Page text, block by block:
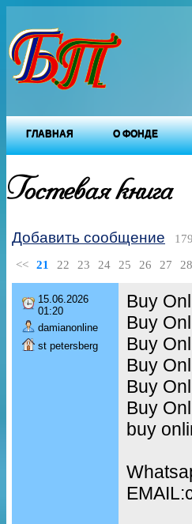
ГЛАВНАЯ О ФОНДЕ
Гостевая книга
Добавить сообщение
<< 21 22 23 24 25 26 27 28
15.06.2026
01:20
damianonline
st petersberg
Buy
Buy
Buy
Buy
Buy
Buy
buy